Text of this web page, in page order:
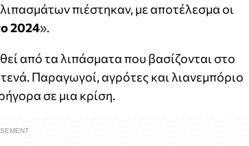
πιέστηκαν, με αποτέλεσμα οι
2024».
από τα λιπάσματα που βασίζονται στο
Παραγωγοί, αγρότες και λιανεμπόριο
σε μια κρίση.